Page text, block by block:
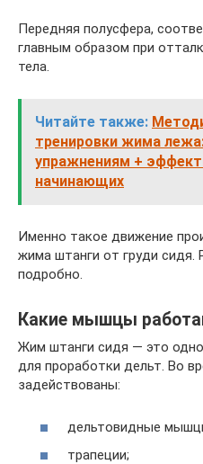
Передняя полусфера,
главным образом при
тела.
Читайте также:
тренировки жима
упражнениям +
начинающих
Именно такое движение
жима штанги от груди сидя.
подробно.
Какие мышцы
Жим штанги сидя — это
для проработки дельт. Во
задействованы:
дельтовидные
трапеции;